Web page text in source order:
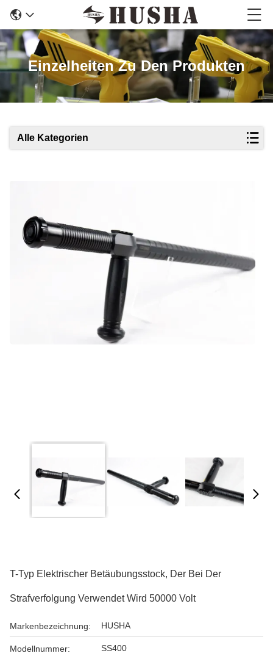
Einzelheiten Zu Den Produkten
Alle Kategorien
T-Typ Elektrischer Betäubungsstock, Der Bei Der
Strafverfolgung Verwendet Wird 50000 Volt
Markenbezeichnung: HUSHA
Modellnummer: SS400